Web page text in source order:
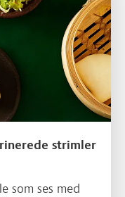
strimler
som ses med